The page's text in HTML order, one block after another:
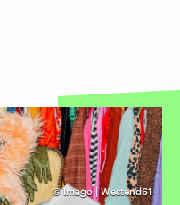
©Imago | Westend61